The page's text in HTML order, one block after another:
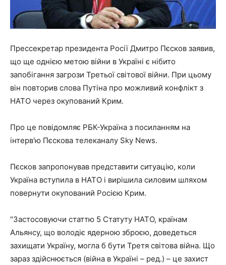
Прессекретар президента Росії Дмитро Пєсков заявив,
що ще однією метою війни в Україні є нібито
запобігання загрози Третьої світової війни. При цьому
він повторив слова Путіна про можливий конфлікт з
НАТО через окупований Крим.
Про це повідомляє РБК-Україна з посиланням на
інтерв'ю Пєскова телеканалу Sky News.
Пєсков запропонував представити ситуацію, коли
Україна вступила в НАТО і вирішила силовим шляхом
повернути окупований Росією Крим.
"Застосовуючи статтю 5 Статуту НАТО, країнам
Альянсу, що володіє ядерною зброєю, доведеться
захищати Україну, могла б бути Третя світова війна. Що
зараз здійснюється (війна в Україні – ред.) – це захист